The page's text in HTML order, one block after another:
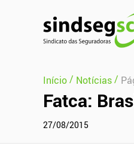
Início/ Notícias/
Fatca:
27/08/2015